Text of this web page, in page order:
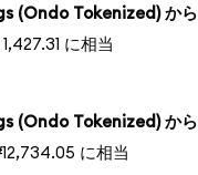
(Ondo Tokenized) か
に相当
(Ondo Tokenized) か
に相当